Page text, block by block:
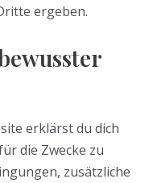
ergeben.
erklärst du dich
die Zwecke zu
zusätzliche